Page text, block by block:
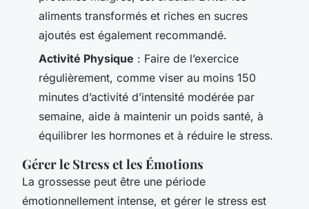
aliments transformés et riches en sucres
ajoutés est également recommandé.
Activité Physique : Faire de l’exercice
régulièrement, comme viser au moins 150
minutes d’activité d’intensité modérée par
semaine, aide à maintenir un poids santé, à
équilibrer les hormones et à réduire le stress.
Gérer le Stress et les Émotions
La grossesse peut être une période
émotionnellement intense, et gérer le stress est